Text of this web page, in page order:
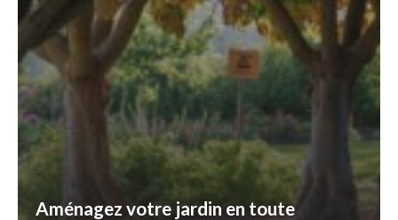
Aménagez votre jardin en toute